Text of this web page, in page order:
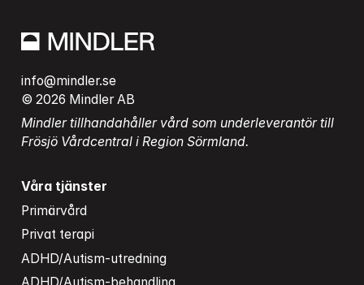
info@mindler.se
© 2026 Mindler AB
Mindler tillhandahåller vård som underleverantör till
Frösjö Vårdcentral i Region Sörmland.
Våra tjänster
Primärvård
Privat terapi
ADHD/Autism-utredning